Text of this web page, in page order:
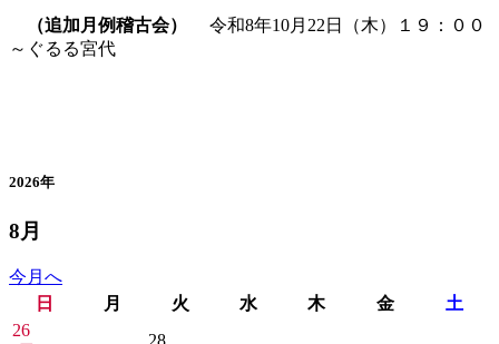
（追加月例稽古会） 令和8年10月22日（木）１９：００
～ぐるる宮代
2026年
8月
今月へ
日
月 火 水 木 金
土
26